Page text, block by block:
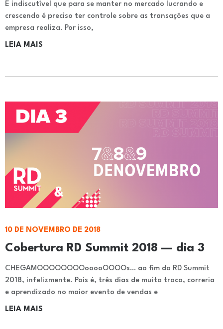
É indiscutível que para se manter no mercado lucrando e
crescendo é preciso ter controle sobre as transações que a
empresa realiza. Por isso,
LEIA MAIS
Cobertura RD Summit 2018 — dia 3
10 DE NOVEMBRO DE 2018
CHEGAMOOOOOOOOooooOOOOs… ao fim do RD Summit
2018, infelizmente. Pois é, três dias de muita troca, correria
e aprendizado no maior evento de vendas e
LEIA MAIS